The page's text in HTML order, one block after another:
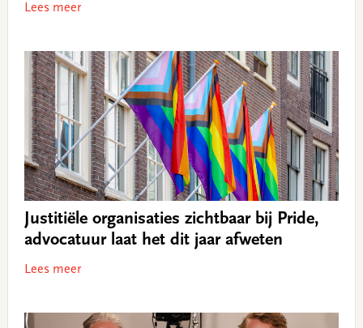
Lees meer
Justitiële organisaties zichtbaar bij Pride,
advocatuur laat het dit jaar afweten
Lees meer